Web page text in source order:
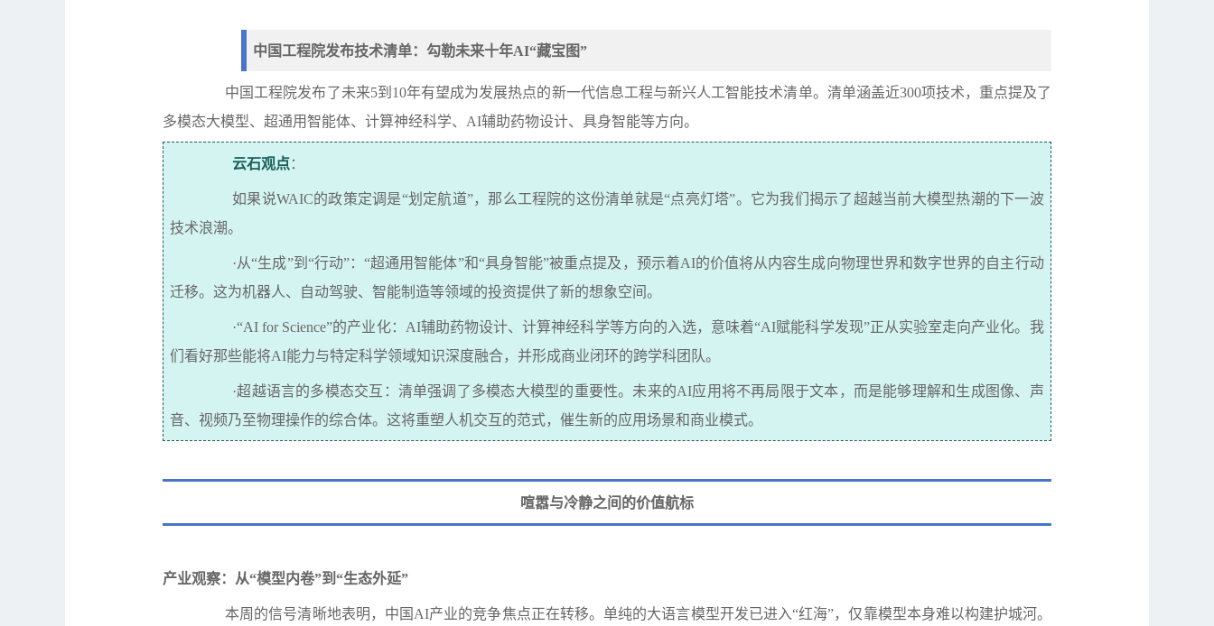
中国工程院发布技术清单：勾勒未来十年AI“藏宝图”
中国工程院发布了未来5到 10年有望成为发展热点的新一代信息工程与新兴人工智能技术清单。清单涵盖近300项技术，重点提及了
多模态大模型、超通用智能体、计算神经科学、 AI辅助药物设计、具身智能等方向。
云石观点：
如果说WAIC的政策定调是“划定航道”，那么工程院的这份清单就是“点亮灯塔”。它为我们揭示了超越当前大模型热潮的下一波
技术浪潮。
·从“生成”到 “行动”：“超通用智能体”和“具身智能”被重点提及，预示着AI的价值将从内容生成向物理世界和数字世界的自主行动
迁移。这为机器人、自动驾驶、智能制造等领域的投资提供了新的想象空间。
·“AI for Science”的产业化： AI辅助药物设计、计算神经科学等方向的入选，意味着“AI赋能科学发现”正从实验室走向产业化。我
们看好那些能将AI能力与特定科学领域知识深度融合，并形成商业闭环的跨学科团队。
·超越语言的多模态交互：清单强调了多模态大模型的重要性。未来的AI应用将不再局限于文本，而是能够理解和生成图像、声
音、视频乃至物理操作的综合体。这将重塑人机交互的范式，催生新的应用场景和商业模式。
喧嚣与冷静之间的价值航标
产业观察：从“模型内卷”到 “生态外延”
本周的信号清晰地表明，中国 AI产业的竞争焦点正在转移。单纯的大语言模型开发已进入“红海”，仅靠模型本身难以构建护城河。